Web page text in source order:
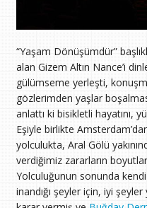
“Yaşam Dönüşümdür”
alan Gizem Altın Nance’i
gülümseme yerleşti,
gözlerimden yaşlar
anlattı ki bisikletli hayatını,
Eşiyle birlikte
yolculukta, Aral Gölü
verdiğimiz zararların
Yolculuğunun sonunda
inandığı şeyler için, iyi